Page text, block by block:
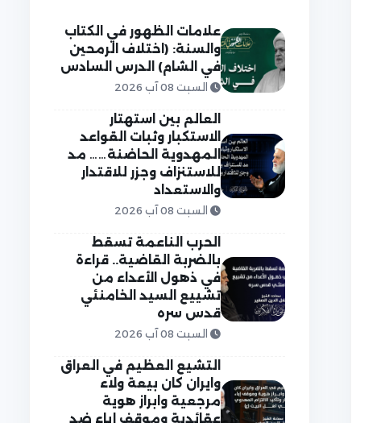
علامات الظهور في الكتاب
والسنة: (اختلاف الرمحين
في الشام) الدرس السادس
السبت 08 آب 2026
العالم بين استهتار
الاستكبار وثبات القواعد
المهدوية الحاضنة…… مد
للاستنزاف وجزر للاقتدار
والاستعداد
السبت 08 آب 2026
الحرب الناعمة تسقط
بالضربة القاضية.. قراءة
في ذهول الأعداء من
تشييع السيد الخامنئي
قدس سره
السبت 08 آب 2026
التشيع العظيم في العراق
وايران كان بيعة ولاء
مرجعية وابراز هوية
عقائدية وموقف إباء ضد